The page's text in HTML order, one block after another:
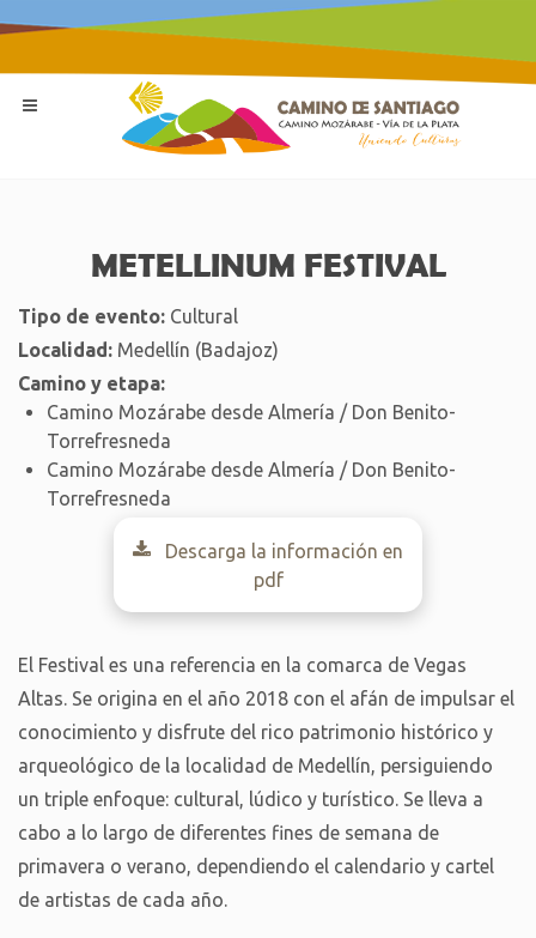
METELLINUM FESTIVAL
Tipo de evento: Cultural
Localidad: Medellín (Badajoz)
Camino y etapa:
Camino Mozárabe desde Almería / Don Benito-
Torrefresneda
Camino Mozárabe desde Almería / Don Benito-
Torrefresneda
Descarga la información en
pdf
El Festival es una referencia en la comarca de Vegas
Altas. Se origina en el año 2018 con el afán de impulsar el
conocimiento y disfrute del rico patrimonio histórico y
arqueológico de la localidad de Medellín, persiguiendo
un triple enfoque: cultural, lúdico y turístico. Se lleva a
cabo a lo largo de diferentes fines de semana de
primavera o verano, dependiendo el calendario y cartel
de artistas de cada año.